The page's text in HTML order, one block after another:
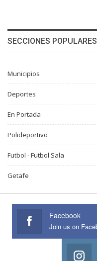
SECCIONES POPULARES
Municipios
Deportes
En Portada
Polideportivo
Futbol - Futbol Sala
Getafe
Facebook